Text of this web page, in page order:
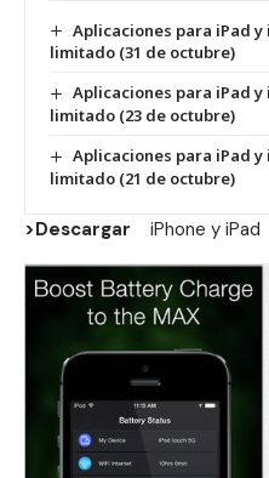
Aplicaciones para iPad
limitado (31 de octubre)
Aplicaciones para iPad
limitado (23 de octubre)
Aplicaciones para iPad
limitado (21 de octubre)
>Descargar iPhone y iPad